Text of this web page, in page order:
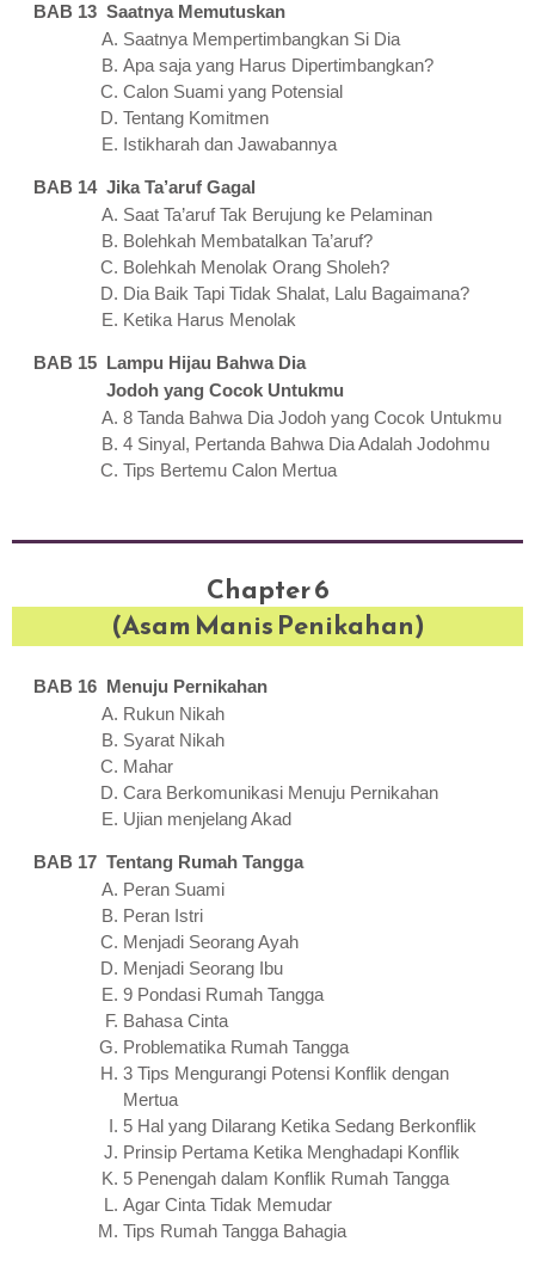
BAB 13 Saatnya Memutuskan
Saatnya Mempertimbangkan Si Dia
Apa saja yang Harus Dipertimbangkan?
Calon Suami yang Potensial
Tentang Komitmen
Istikharah dan Jawabannya
BAB 14 Jika Ta’aruf Gagal
Saat Ta’aruf Tak Berujung ke Pelaminan
Bolehkah Membatalkan Ta’aruf?
Bolehkah Menolak Orang Sholeh?
Dia Baik Tapi Tidak Shalat, Lalu Bagaimana?
Ketika Harus Menolak
BAB 15 Lampu Hijau Bahwa Dia
Jodoh yang Cocok Untukmu
8 Tanda Bahwa Dia Jodoh yang Cocok Untukmu
4 Sinyal, Pertanda Bahwa Dia Adalah Jodohmu
Tips Bertemu Calon Mertua
Chapter 6
(Asam Manis Penikahan)
BAB 16 Menuju Pernikahan
Rukun Nikah
Syarat Nikah
Mahar
Cara Berkomunikasi Menuju Pernikahan
Ujian menjelang Akad
BAB 17 Tentang Rumah Tangga
Peran Suami
Peran Istri
Menjadi Seorang Ayah
Menjadi Seorang Ibu
9 Pondasi Rumah Tangga
Bahasa Cinta
Problematika Rumah Tangga
3 Tips Mengurangi Potensi Konflik dengan
Mertua
5 Hal yang Dilarang Ketika Sedang Berkonflik
Prinsip Pertama Ketika Menghadapi Konflik
5 Penengah dalam Konflik Rumah Tangga
Agar Cinta Tidak Memudar
Tips Rumah Tangga Bahagia